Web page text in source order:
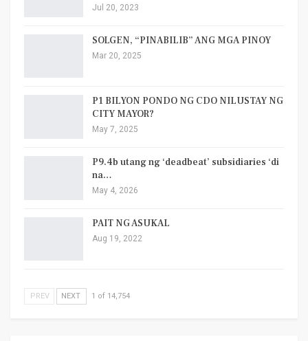
Jul 20, 2023
SOLGEN, “PINABILIB” ANG MGA PINOY
Mar 20, 2025
P1 BILYON PONDO NG CDO NILUSTAY NG
CITY MAYOR?
May 7, 2025
P9.4b utang ng ‘deadbeat’ subsidiaries ‘di
na…
May 4, 2026
PAIT NG ASUKAL
Aug 19, 2022
PREV NEXT 1 of 14,754